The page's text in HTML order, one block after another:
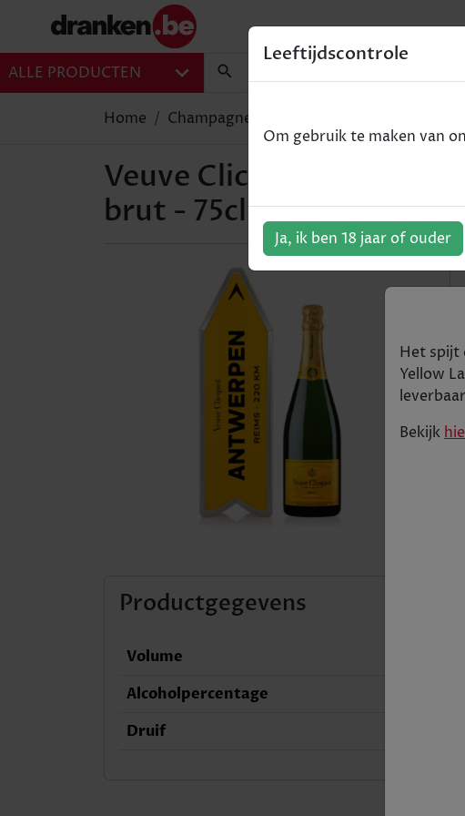
ALLE PRODUCTEN
Home Champagne
Veuve Clicquot - Giftbox
brut - 75cl
Productgegevens
Volume
Alcoholpercentage
Druif
Het spijt
Yellow
Bekijk
Leeftijdscontrole
Om gebruik te maken van
Ja, ik ben 18 jaar of ouder